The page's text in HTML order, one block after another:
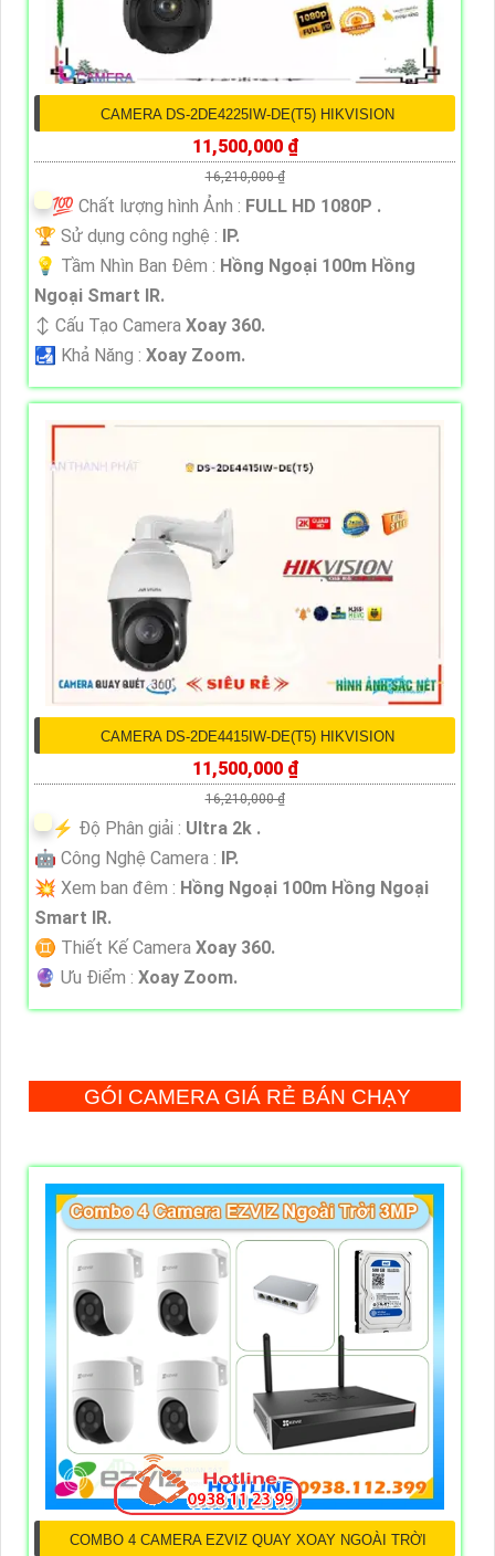
CAMERA DS-2DE4225IW-DE(T5) HIKVISION
11,500,000 ₫
16,210,000 ₫
💯 Chất lượng hình Ảnh : FULL HD 1080P .
🏆 Sử dụng công nghệ : IP.
💡 Tầm Nhìn Ban Đêm : Hồng Ngoại 100m Hồng
Ngoại Smart IR.
↕️ Cấu Tạo Camera Xoay 360.
️🛃 Khả Năng : Xoay Zoom.
CAMERA DS-2DE4415IW-DE(T5) HIKVISION
11,500,000 ₫
16,210,000 ₫
️⚡ Độ Phân giải : Ultra 2k .
🤖️ Công Nghệ Camera : IP.
💥 Xem ban đêm : Hồng Ngoại 100m Hồng Ngoại
Smart IR.
♊ Thiết Kế Camera Xoay 360.
️🔮 Ưu Điểm : Xoay Zoom.
GÓI CAMERA GIÁ RẺ BÁN CHẠY
COMBO 4 CAMERA EZVIZ QUAY XOAY NGOÀI TRỜI